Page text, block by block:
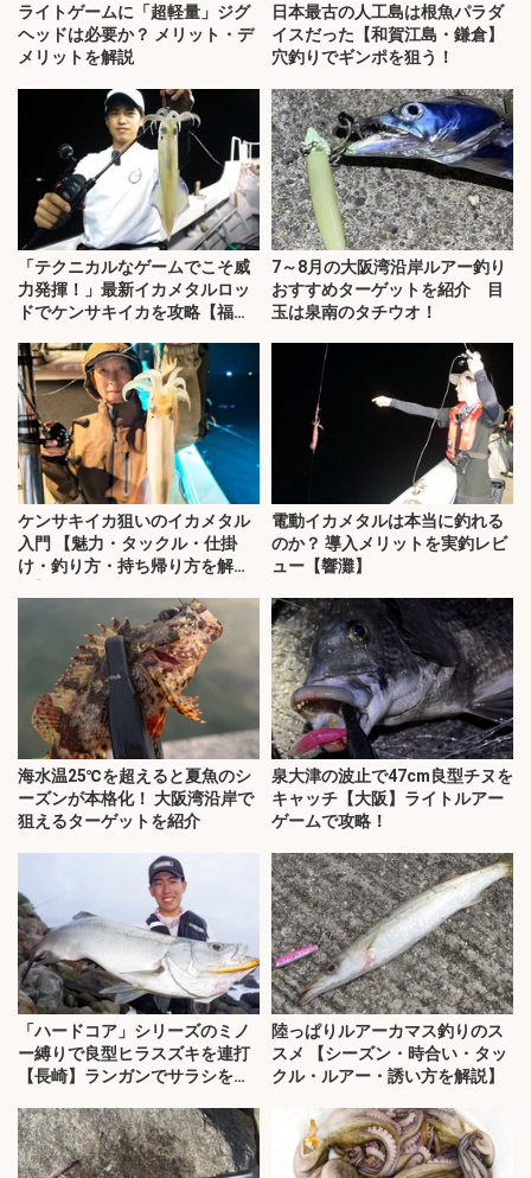
ライトゲームに「超軽量」ジグ
ヘッドは必要か？ メリット・デ
メリットを解説
日本最古の人工島は根魚パラダ
イスだった【和賀江島・鎌倉】
穴釣りでギンポを狙う！
「テクニカルなゲームでこそ威
力発揮！」最新イカメタルロッ
ドでケンサキイカを攻略【福
7～8月の大阪湾沿岸ルアー釣り
おすすめターゲットを紹介 目
玉は泉南のタチウオ！
ケンサキイカ狙いのイカメタル
入門 【魅力・タックル・仕掛
け・釣り方・持ち帰り方を解
電動イカメタルは本当に釣れる
のか？ 導入メリットを実釣レビ
ュー【響灘】
海水温25℃を超えると夏魚のシ
ーズンが本格化！ 大阪湾沿岸で
狙えるターゲットを紹介
泉大津の波止で47cm良型チヌを
キャッチ【大阪】ライトルアー
ゲームで攻略！
「ハードコア」シリーズのミノ
ー縛りで良型ヒラスズキを連打
【長崎】ランガンでサラシを攻
陸っぱりルアーカマス釣りのス
スメ 【シーズン・時合い・タッ
クル・ルアー・誘い方を解説】